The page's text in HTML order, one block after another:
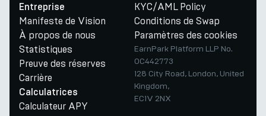
Entreprise
Manifeste de Vision
À propos de nous
Statistiques
Preuve des réserves
Carrière
Calculatrices
Calculateur APY
KYC/AML Policy
Conditions de Swap
Paramètres des cookies
EarnPark Platform LLP No.
OC442773
128 City Road, London, United
Kingdom,
EC1V 2NX